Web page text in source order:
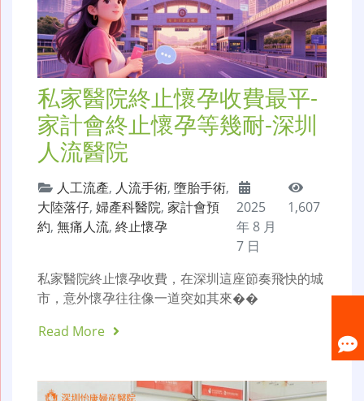
私家醫院終止懷孕收費最平-
家計會終止懷孕等幾耐-深圳
人流醫院
人工流產, 人流手術, 墮胎手術,
大陸落仔, 婦產科醫院, 家計會預
約, 無痛人流, 終止懷孕
2025
年 8 月
7 日
1,607
私家醫院終止懷孕收費，在深圳這座節奏飛快的城
市，意外懷孕往往像一道突如其來��
Read More